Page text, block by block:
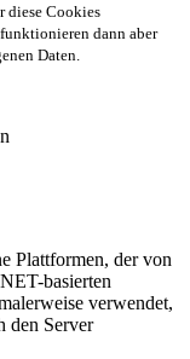
diese Cookies
dann aber
Daten.
Plattformen, der von
basierten
verwendet,
den Server